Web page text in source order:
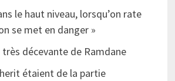
le haut niveau, lorsqu’on rate
se met en danger »
décevante de Ramdane
étaient de la partie